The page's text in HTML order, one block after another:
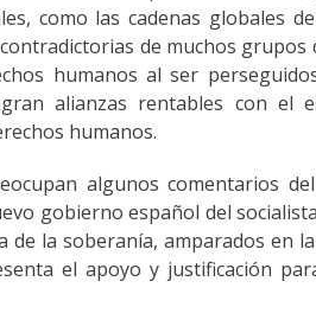
como las cadenas globales
de muchos grupos
humanos al ser
alianzas rentables con el
humanos.
algunos comentarios
gobierno español del
de la soberanía, amparados en
el apoyo y justificación